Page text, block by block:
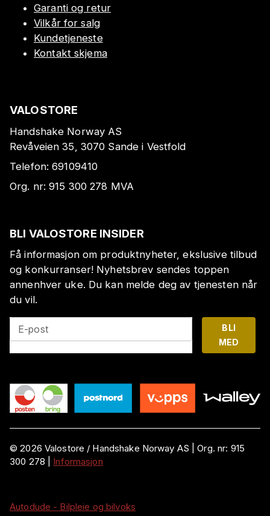
Garanti og retur
Vilkår for salg
Kundetjeneste
Kontakt skjema
VALOSTORE
Handshake Norway AS
Revåveien 35, 3070 Sande i Vestfold
Telefon:69109410
Org. nr:915 300 278 MVA
BLI VALOSTORE INSIDER
Få informasjon om produktnyheter, ekslusive tilbud
og konkurranser! Nyhetsbrev sendes toppen
annenhver uke. Du kan melde deg av tjenesten når
du vil.
E-post
BLI
MED
©2026 Valostore / Handshake Norway AS |Org. nr: 915
300 278
Informasjon
Autodude - Bilpleie og bilvoks